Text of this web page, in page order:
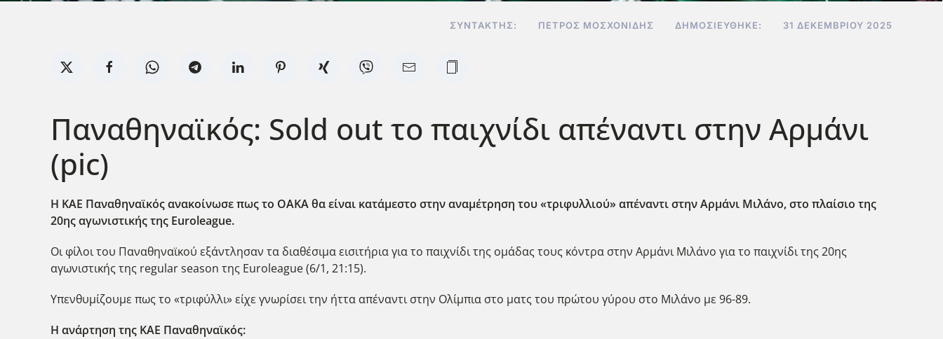
ΣΥΝΤΆΚΤΗΣ: ΠΈΤΡΟΣ ΜΟΣΧΟΝΊΔΗΣ ΔΗΜΟΣΙΕΎΘΗΚΕ: 31 ΔΕΚΕΜΒΡΊΟΥ 2025
Παναθηναϊκός: Sold out το παιχνίδι απέναντι στην Αρμάνι
(pic)
Η ΚΑΕ Παναθηναϊκός ανακοίνωσε πως το ΟΑΚΑ θα είναι κατάμεστο στην αναμέτρηση του «τριφυλλιού» απέναντι στην Αρμάνι Μιλάνο, στο πλαίσιο της
20ης αγωνιστικής της Euroleague.
Οι φίλοι του Παναθηναϊκού εξάντλησαν τα διαθέσιμα εισιτήρια για το παιχνίδι της ομάδας τους κόντρα στην Αρμ΄ανι Μιλάνο για το παιχνίδι της 20ης
αγωνιστικής της regular season της Euroleague (6/1, 21:15).
Υπενθυμίζουμε πως το «τριφύλλι» είχε γνωρίσει την ήττα απέναντι στην Ολίμπια στο ματς του πρώτου γύρου στο Μιλάνο με 96-89.
Η ανάρτηση της ΚΑΕ Παναθηναϊκός: